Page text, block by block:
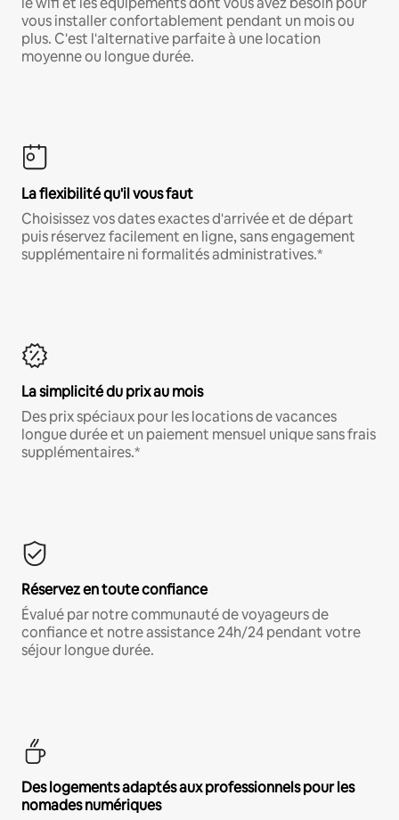
vous installer confortablement pendant un mois ou
plus. C'est l'alternative parfaite à une location
moyenne ou longue durée.
La flexibilité qu'il vous faut
Choisissez vos dates exactes d'arrivée et de départ
puis réservez facilement en ligne, sans engagement
supplémentaire ni formalités administratives.*
La simplicité du prix au mois
Des prix spéciaux pour les locations de vacances
longue durée et un paiement mensuel unique sans frais
supplémentaires.*
Réservez en toute confiance
Évalué par notre communauté de voyageurs de
confiance et notre assistance 24h/24 pendant votre
séjour longue durée.
Des logements adaptés aux professionnels pour les
nomades numériques